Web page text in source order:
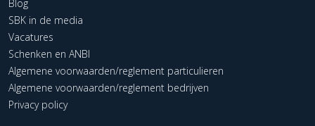
Blog
SBK in de media
Vacatures
Schenken en ANBI
Algemene voorwaarden/reglement particulieren
Algemene voorwaarden/reglement bedrijven
Privacy policy